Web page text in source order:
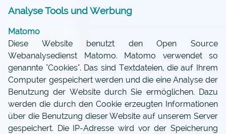
Analyse Tools und Werbung
Matomo
Diese Website benutzt den Open Source
Webanalysedienst Matomo. Matomo verwendet so
genannte "Cookies". Das sind Textdateien, die auf Ihrem
Computer gespeichert werden und die eine Analyse der
Benutzung der Website durch Sie ermöglichen. Dazu
werden die durch den Cookie erzeugten Informationen
über die Benutzung dieser Website auf unserem Server
gespeichert. Die IP-Adresse wird vor der Speicherung